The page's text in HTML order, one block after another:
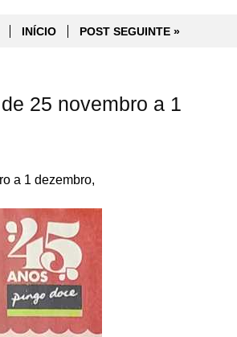
INÍCIO POST SEGUINTE »
25 novembro a 1
a 1 dezembro,